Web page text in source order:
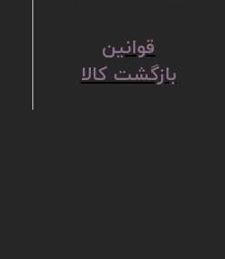
ق​​​​​​​وانین
بازگشت کالا